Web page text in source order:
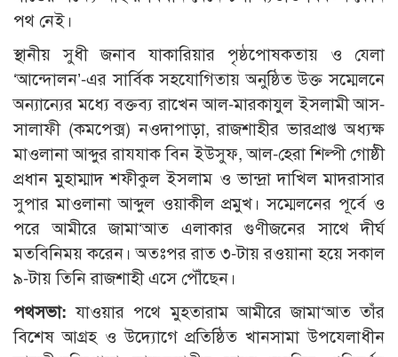
পথ নেই।
স্থানীয় সুধী জনাব যাকারিয়ার পৃষ্ঠপোষকতায় ও যেলা
‘আন্দোলন’-এর সার্বিক সহযোগিতায় অনুষ্ঠিত উক্ত সম্মেলনে
অন্যান্যের মধ্যে বক্তব্য রাখেন আল-মারকাযুল ইসলামী আস-
সালাফী (কমপে­ক্স) নওদাপাড়া, রাজশাহীর ভারপ্রাপ্ত অধ্যক্ষ
মাওলানা আব্দুর রাযযাক বিন ইউসুফ, আল-হেরা শিল্পী গোষ্ঠী
প্রধান মুহাম্মাদ শফীকুল ইসলাম ও ভান্দ্রা দাখিল মাদরাসার
সুপার মাওলানা আব্দুল ওয়াকীল প্রমুখ। সম্মেলনের পূর্বে ও
পরে আমীরে জামা‘আত এলাকার গুণীজনের সাথে দীর্ঘ
মতবিনিময় করেন। অতঃপর রাত ৩-টায় রওয়ানা হয়ে সকাল
৯-টায় তিনি রাজশাহী এসে পৌঁছেন।
পথসভা: যাওয়ার পথে মুহতারাম আমীরে জামা‘আত তাঁর
বিশেষ আগ্রহ ও উদ্যোগে প্রতিষ্ঠিত খানসামা উপযেলাধীন